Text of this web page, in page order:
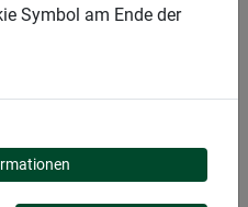
FÜR
Symbol am Ende der